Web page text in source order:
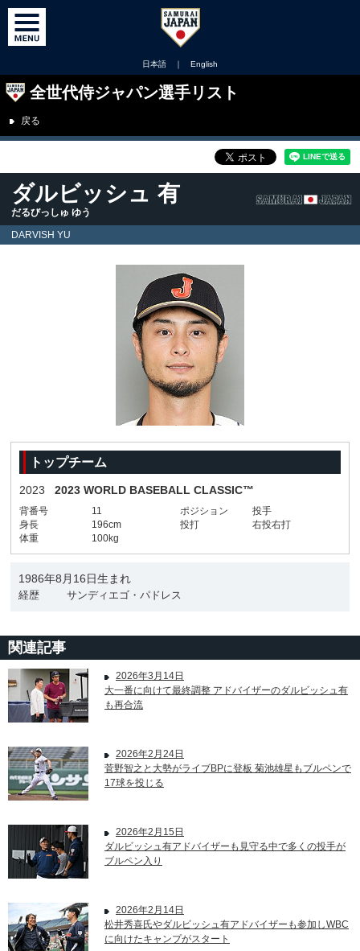
日本語 ｜ English
全世代侍ジャパン選手リスト
戻る
ダルビッシュ 有
だるびっしゅ ゆう
DARVISH YU
トップチーム
2023 2023 WORLD BASEBALL CLASSIC™
背番号 11 ポジション
投手
身長
196cm 投打
右投右打
体重
100kg
1986年8月16日生まれ
経歴 サンディエゴ・パドレス
関連記事
2026年3月14日
大一番に向けて最終調整 アドバイザーのダルビッシュ有
も再合流
2026年2月24日
菅野智之と大勢がライブBPに登板 菊池雄星もブルペンで
17球を投じる
2026年2月15日
ダルビッシュ有アドバイザーも見守る中で多くの投手が
ブルペン入り
2026年2月14日
松井秀喜氏やダルビッシュ有アドバイザーも参加しWBC
に向けたキャンプがスタート